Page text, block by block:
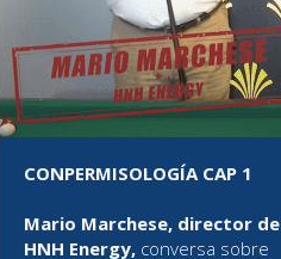
CONPERMISOLOGÍA CAP 1
Mario Marchese, director de
HNH Energy, conversa sobre